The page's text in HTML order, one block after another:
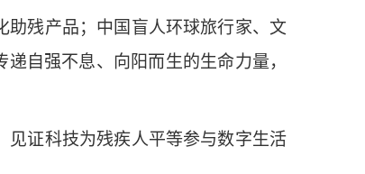
残产品；中国盲人环球旅行家、文
自强不息、向阳而生的生命力量，
证科技为残疾人平等参与数字生活